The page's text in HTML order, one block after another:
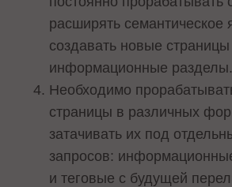
расширять семантическое
создавать новые
информационные разделы.
Необходимо
страницы в различных
затачивать их под
запросов:
и теговые с будущей